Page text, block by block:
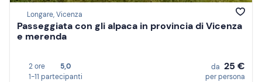
Longare, Vicenza
Passeggiata con gli alpaca in provincia di Vicenza
e merenda
2 ore
5,0
1-11 partecipanti
da 25 €
per persona